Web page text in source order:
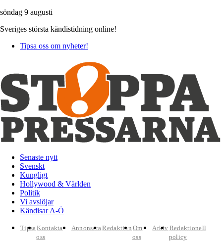
söndag 9 augusti
Sveriges största kändistidning online!
Tipsa oss om nyheter!
Senaste nytt
Svenskt
Kungligt
Hollywood & Världen
Politik
Vi avslöjar
Kändisar A-Ö
TipsaKontakta
oss
AnnonseraRedaktion Om
oss
Arkiv Redaktionell
policy